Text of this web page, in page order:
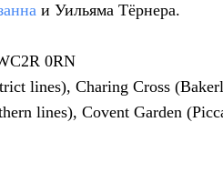
и Уильяма Тёрнера.
0RN
lines), Charing Cross
lines), Covent Garden